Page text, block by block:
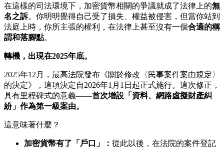
在這樣的司法環境下，加密貨幣相關的爭議就成了法律上的無
名之訴。你明明覺得自己受了損失、權益被侵害，但當你站到
法庭上時，你所主張的權利，在法律上甚至沒有一個合適的稱
謂和落腳點。
轉機，出現在2025年底。
2025年12月，最高法院發布《關於修改〈民事案件案由規定〉
的決定》，這項決定自2026年1月1日起正式施行。這次修正，
具有里程碑式的意義——首次增設「資料、網路虛擬財產糾
紛」作為第一級案由。
這意味著什麼？
加密貨幣有了「戶口」： 從此以後，在法院的案件登記